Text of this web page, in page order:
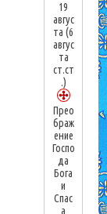
19
авгус
та(6
авгус
та
ст.ст
.)
Прео
браж
ение
Госпо
да
Бога
и
Спас
а